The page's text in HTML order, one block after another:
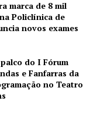
marca de 8 mil
Policlínica de
novos exames
do I Fórum
e Fanfarras da
no Teatro